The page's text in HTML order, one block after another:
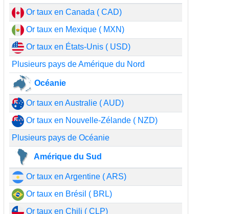
Or taux en Canada ( CAD)
Or taux en Mexique ( MXN)
Or taux en États-Unis ( USD)
Plusieurs pays de Amérique du Nord
Océanie
Or taux en Australie ( AUD)
Or taux en Nouvelle-Zélande ( NZD)
Plusieurs pays de Océanie
Amérique du Sud
Or taux en Argentine ( ARS)
Or taux en Brésil ( BRL)
Or taux en Chili ( CLP)